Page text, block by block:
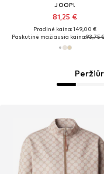
JOOP!
81,25 €
Pradinė kaina: 149,00 €
Paskutinė mažiausia kaina:93,75